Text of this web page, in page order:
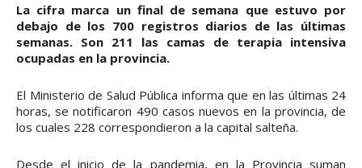
La cifra marca un final de semana que estuvo por
debajo de los 700 registros diarios de las últimas
semanas. Son 211 las camas de terapia intensiva
ocupadas en la provincia.
El Ministerio de Salud Pública informa que en las últimas 24
horas, se notificaron 490 casos nuevos en la provincia, de
los cuales 228 correspondieron a la capital salteña.
Desde el inicio de la pandemia, en la Provincia suman